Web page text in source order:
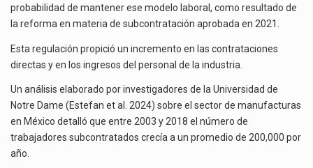
probabilidad de mantener ese modelo laboral, como resultado de
la reforma en materia de subcontratación aprobada en 2021.
Esta regulación propició un incremento en las contrataciones
directas y en los ingresos del personal de la industria.
Un análisis elaborado por investigadores de la Universidad de
Notre Dame (Estefan et al. 2024) sobre el sector de manufacturas
en México detalló que entre 2003 y 2018 el número de
trabajadores subcontratados crecía a un promedio de 200,000 por
año.